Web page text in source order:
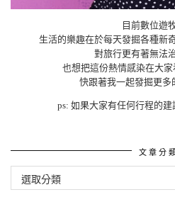
目前數位遊
生活的樂趣在於每天發掘各種新
對旅行更有著無法
也想把這份熱情感染在大家
快跟著我一起發掘更多
ps: 如果大家有任何行程的
文章分類